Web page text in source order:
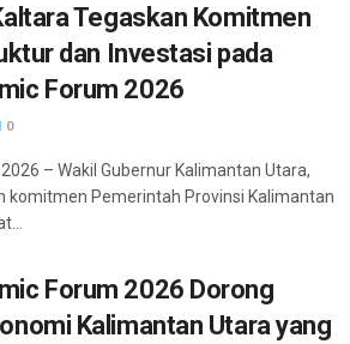
Tegaskan Komitmen
dan Investasi pada
Forum 2026
0
– Wakil Gubernur Kalimantan Utara,
komitmen Pemerintah Provinsi Kalimantan
Forum 2026 Dorong
Kalimantan Utara yang